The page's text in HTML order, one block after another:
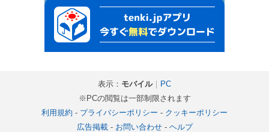
表示： モバイル｜
PC
※PCの閲覧は一部制限されます
利用規約 - プライバシーポリシー - クッキーポリシー
広告掲載- お問い合わせ- ヘルプ